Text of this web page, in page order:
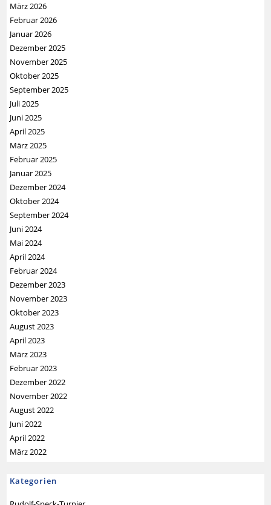
März 2026
Februar 2026
Januar 2026
Dezember 2025
November 2025
Oktober 2025
September 2025
Juli 2025
Juni 2025
April 2025
März 2025
Februar 2025
Januar 2025
Dezember 2024
Oktober 2024
September 2024
Juni 2024
Mai 2024
April 2024
Februar 2024
Dezember 2023
November 2023
Oktober 2023
August 2023
April 2023
März 2023
Februar 2023
Dezember 2022
November 2022
August 2022
Juni 2022
April 2022
März 2022
Kategorien